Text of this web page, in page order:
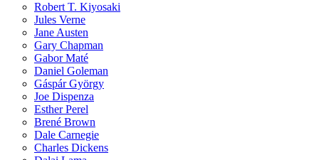
Robert T. Kiyosaki
Jules Verne
Jane Austen
Gary Chapman
Gabor Maté
Daniel Goleman
Gáspár György
Joe Dispenza
Esther Perel
Brené Brown
Dale Carnegie
Charles Dickens